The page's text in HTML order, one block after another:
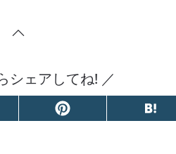
シェアしてね! ／